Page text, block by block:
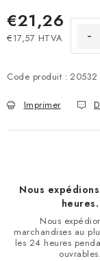
€21,26
€17,57 HTVA
Prix de la mesure:
Code produit : 20532
Imprimer
Nous
heures.
Nous
marchandises au
les 24 heures
ouvrables.